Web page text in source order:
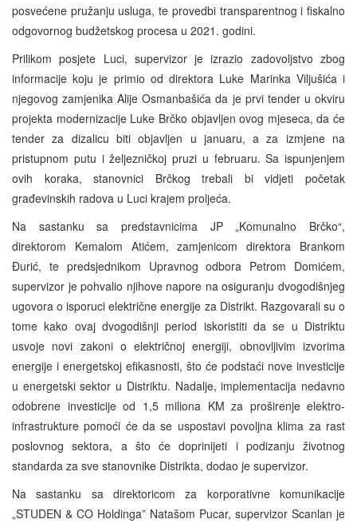
posvećene pružanju usluga, te provedbi transparentnog i fiskalno
odgovornog budžetskog procesa u 2021. godini.
Prilikom posjete Luci, supervizor je izrazio zadovoljstvo zbog
informacije koju je primio od direktora Luke Marinka Viljušića i
njegovog zamjenika Alije Osmanbašića da je prvi tender u okviru
projekta modernizacije Luke Brčko objavljen ovog mjeseca, da će
tender za dizalicu biti objavljen u januaru, a za izmjene na
pristupnom putu i željezničkoj pruzi u februaru. Sa ispunjenjem
ovih koraka, stanovnici Brčkog trebali bi vidjeti početak
građevinskih radova u Luci krajem proljeća.
Na sastanku sa predstavnicima JP „Komunalno Brčko“,
direktorom Kemalom Atićem, zamjenicom direktora Brankom
Đurić, te predsjednikom Upravnog odbora Petrom Domićem,
supervizor je pohvalio njihove napore na osiguranju dvogodišnjeg
ugovora o isporuci električne energije za Distrikt. Razgovarali su o
tome kako ovaj dvogodišnji period iskoristiti da se u Distriktu
usvoje novi zakoni o električnoj energiji, obnovljivim izvorima
energije i energetskoj efikasnosti, što će podstaći nove investicije
u energetski sektor u Distriktu. Nadalje, implementacija nedavno
odobrene investicije od 1,5 miliona KM za proširenje elektro-
infrastrukture pomoći će da se uspostavi povoljna klima za rast
poslovnog sektora, a što će doprinijeti i podizanju životnog
standarda za sve stanovnike Distrikta, dodao je supervizor.
Na sastanku sa direktoricom za korporativne komunikacije
„STUDEN & CO Holdinga” Natašom Pucar, supervizor Scanlan je